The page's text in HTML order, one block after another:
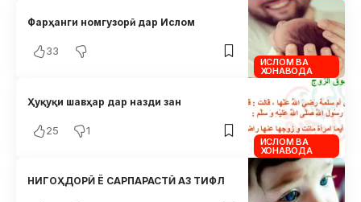
ИСЛОМ ВА
ХОНАВОДА
Фарҳанги номгузорӣ дар Ислом
33
ИСЛОМ ВА
ХОНАВОДА
Ҳуқуқи шавҳар дар назди зан
25 1
НИГОҲДОРӢ Ё САРПАРАСТӢ АЗ ТИФЛ